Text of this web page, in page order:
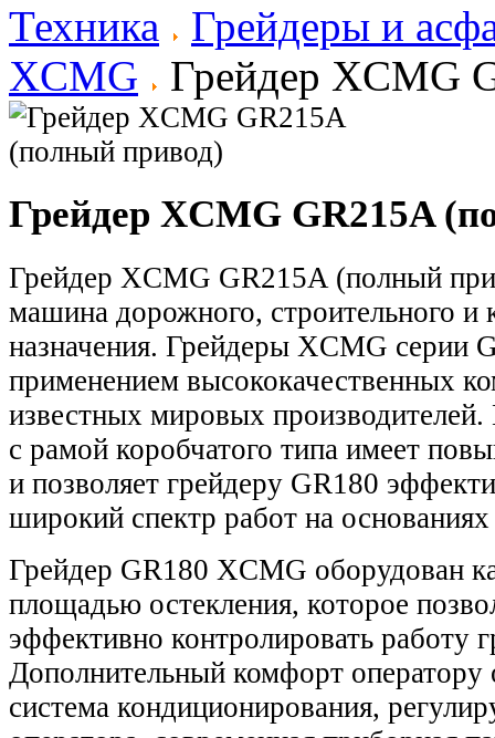
Техника
Грейдеры и
XCMG
Грейдер XCMG
Грейдер XCMG GR215A
Грейдер XCMG GR215A (полный
машина дорожного, строительного и
назначения. Грейдеры XCMG серии
применением высококачественных
известных мировых
с рамой коробчатого типа имеет
и позволяет грейдеру GR180
широкий спектр работ на
Грейдер GR180 XCMG оборудован
площадью остекления, которое
эффективно контролировать работу
Дополнительный комфорт оператору
система кондиционирования,